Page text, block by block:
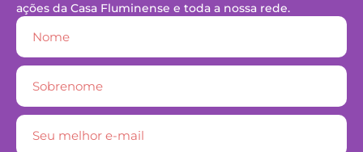
ações da Casa Fluminense e toda a nossa rede.